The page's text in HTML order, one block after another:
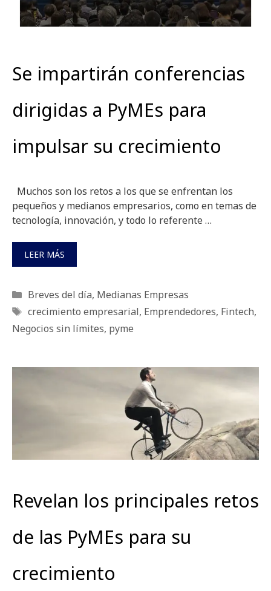
Se impartirán conferencias
dirigidas a PyMEs para
impulsar su crecimiento
Muchos son los retos a los que se enfrentan los
pequeños y medianos empresarios, como en temas de
tecnología, innovación, y todo lo referente …
LEER MÁS
Categorías
Breves del día, Medianas Empresas
Etiquetas
crecimiento empresarial, Emprendedores, Fintech,
Negocios sin límites, pyme
Revelan los principales retos
de las PyMEs para su
crecimiento